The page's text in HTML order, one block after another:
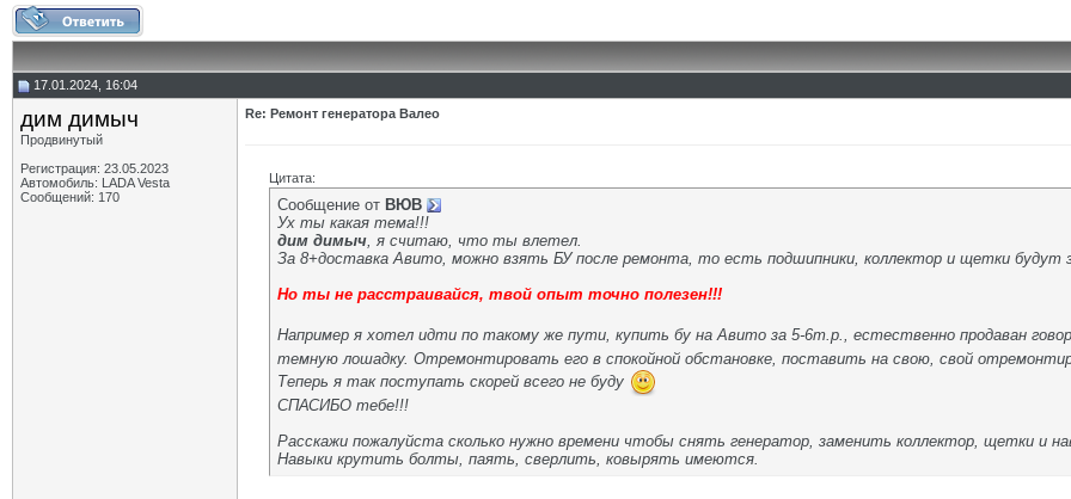
17.01.2024, 16:04
дим димыч
Продвинутый
Регистрация: 23.05.2023
Автомобиль: LADA Vesta
Сообщений: 170
Re: Ремонт генератора Валео
Цитата:
Сообщение от ВЮВ
Ух ты какая тема!!!
дим димыч, я считаю, что ты влетел.
За 8+доставка Авито, можно взять БУ после ремонта, то есть подшипники, коллектор и щетки будут
Но ты не расстраивайся, твой опыт точно полезен!!!
Например я хотел идти по такому же пути, купить бу на Авито за 5-6т.р., естественно продаван
темную лошадку. Отремонтировать его в спокойной обстановке, поставить на свою, свой
Теперь я так поступать скорей всего не буду
СПАСИБО тебе!!!
Расскажи пожалуйста сколько нужно времени чтобы снять генератор, заменить коллектор, щетки и
Навыки крутить болты, паять, сверлить, ковырять имеются.